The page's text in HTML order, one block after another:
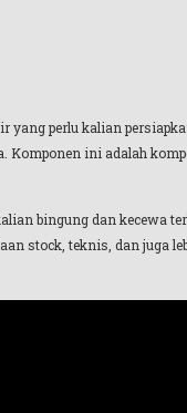
yang perlu kalian
Komponen ini adalah
bingung dan kecewa
stock, teknis, dan juga